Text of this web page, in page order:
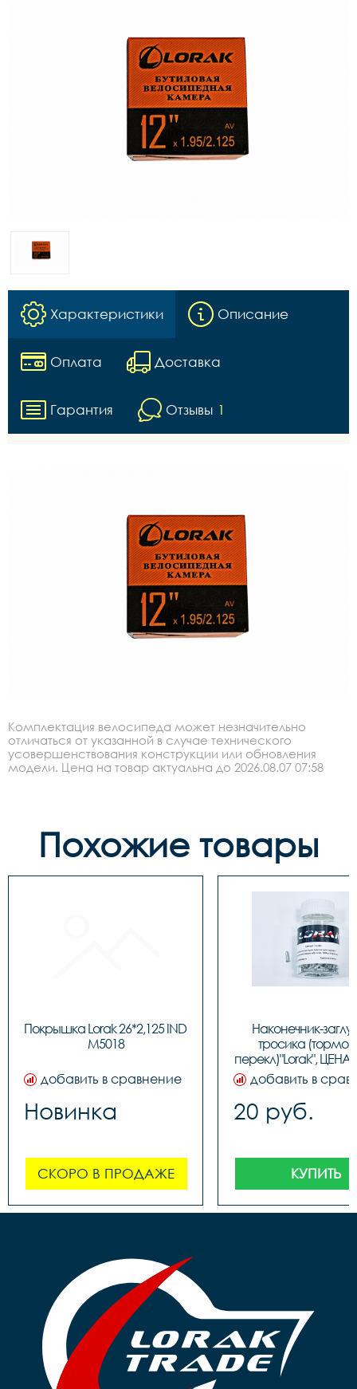
Характеристики Описание
Оплата Доставка
Гарантия Отзывы 1
Комплектация велосипеда может незначительно
отличаться от указанной в случае технического
усовершенствования конструкции или обновления
модели. Цена на товар актуальна до 2026.08.07 07:58
Похожие товары
Покрышка Lorak 26*2,125 IND
M5018
добавить в сравнение
Новинка
СКОРО В ПРОДАЖЕ
Наконечник-
тросика
перекл)"Lorak", ЦЕНА
(100шт в
добавить в
20 руб.
КУПИТЬ